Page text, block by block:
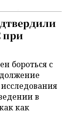
при
бороться с
в
как